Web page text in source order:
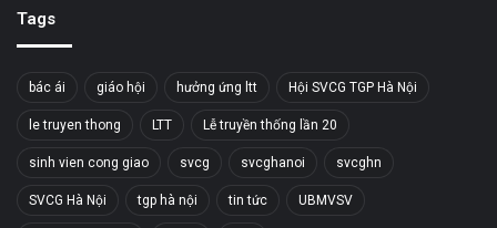
Tags
bác ái giáo hội hưởng ứng ltt Hội SVCG TGP Hà Nội
le truyen thong LTT Lễ truyền thống lần 20
sinh vien cong giao svcg svcghanoi svcghn
SVCG Hà Nội tgp hà nội tin tức UBMVSV